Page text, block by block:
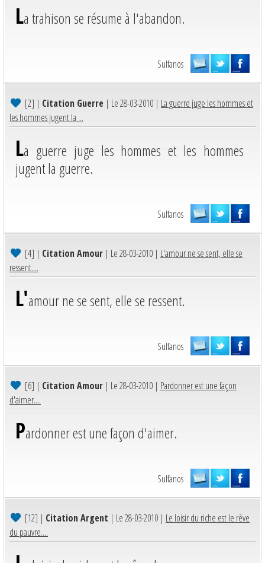
La trahison se résume à l'abandon.
Sulfanos
[2] | Citation Guerre | Le 28-03-2010 | La guerre juge les hommes et
les hommes jugent la ...
La guerre juge les hommes et les hommes
jugent la guerre.
Sulfanos
[4] | Citation Amour | Le 28-03-2010 | L'amour ne se sent, elle se
ressent....
L'amour ne se sent, elle se ressent.
Sulfanos
[6] | Citation Amour | Le 28-03-2010 | Pardonner est une façon
d'aimer....
Pardonner est une façon d'aimer.
Sulfanos
[12] | Citation Argent | Le 28-03-2010 | Le loisir du riche est le rêve
du pauvre....